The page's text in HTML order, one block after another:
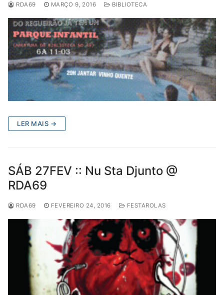
RDA69 MARÇO 9, 2016 BIBLIOTECA
LER MAIS →
SÁB 27FEV :: Nu Sta Djunto @
RDA69
RDA69 FEVEREIRO 24, 2016 FESTAROLAS